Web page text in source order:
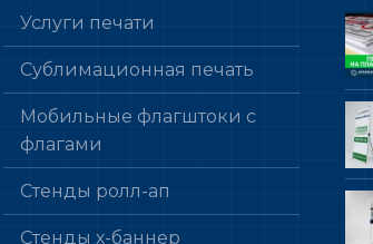
Услуги печати
Сублимационная печать
Мобильные флагштоки с
флагами
Стенды ролл-ап
Стенды х-баннер